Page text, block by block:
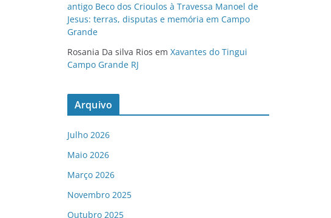
antigo Beco dos Crioulos à Travessa Manoel de
Jesus: terras, disputas e memória em Campo
Grande
Rosania Da silva Rios em Xavantes do Tingui
Campo Grande RJ
Arquivo
Julho 2026
Maio 2026
Março 2026
Novembro 2025
Outubro 2025